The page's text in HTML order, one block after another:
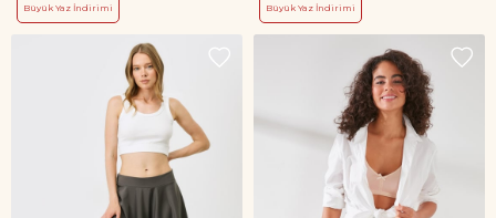
Büyük Yaz İndirimi Büyük Yaz İndirimi